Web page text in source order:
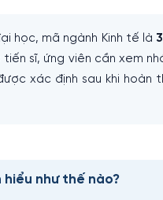
học, mã ngành Kinh tế là
sĩ, ứng viên cần xem
xác định sau khi
hiểu như thế nào?